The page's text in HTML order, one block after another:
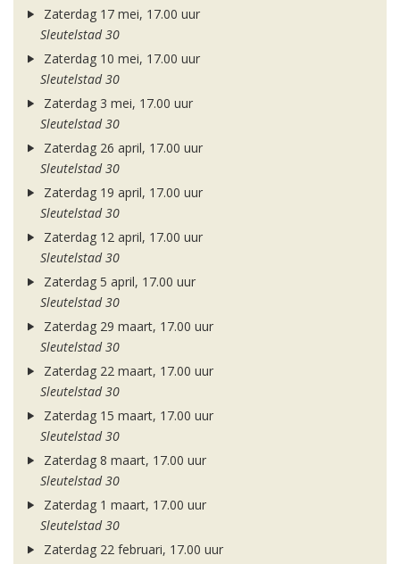
Zaterdag 17 mei, 17.00 uur
Sleutelstad 30
Zaterdag 10 mei, 17.00 uur
Sleutelstad 30
Zaterdag 3 mei, 17.00 uur
Sleutelstad 30
Zaterdag 26 april, 17.00 uur
Sleutelstad 30
Zaterdag 19 april, 17.00 uur
Sleutelstad 30
Zaterdag 12 april, 17.00 uur
Sleutelstad 30
Zaterdag 5 april, 17.00 uur
Sleutelstad 30
Zaterdag 29 maart, 17.00 uur
Sleutelstad 30
Zaterdag 22 maart, 17.00 uur
Sleutelstad 30
Zaterdag 15 maart, 17.00 uur
Sleutelstad 30
Zaterdag 8 maart, 17.00 uur
Sleutelstad 30
Zaterdag 1 maart, 17.00 uur
Sleutelstad 30
Zaterdag 22 februari, 17.00 uur